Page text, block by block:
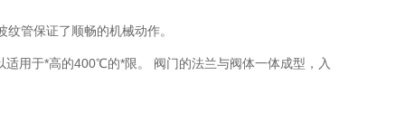
管保证了顺畅的机械动作。
用于*高的400℃的*限。 阀门的法兰与阀体一体成型，入